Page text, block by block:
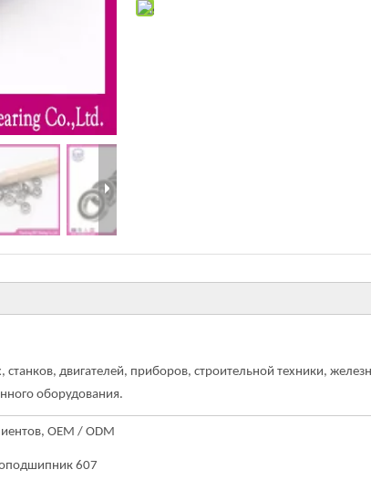
двигателей, приборов, строительной техники,
оборудования.
OEM / ODM
607